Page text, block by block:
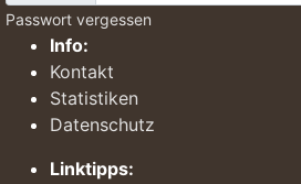
Passwort vergessen
Info:
Kontakt
Statistiken
Datenschutz
Linktipps: